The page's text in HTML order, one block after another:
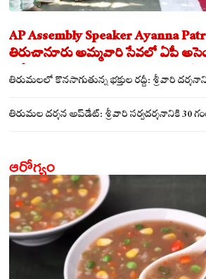
AP Assembly Speaker Ayanna
తిరుచానూరు అమ్మవారి సేవలో ఏపీ
సమేతంగా దర్శించుకున్న
తిరుమలలో కొనసాగుతున్న భక్తుల రద్దీ: శ్రీవారి
తిరుమల దర్శన అప్‌డేట్: శ్రీవారి సర్వదర్శనానికి 30
ఆరోగ్యం